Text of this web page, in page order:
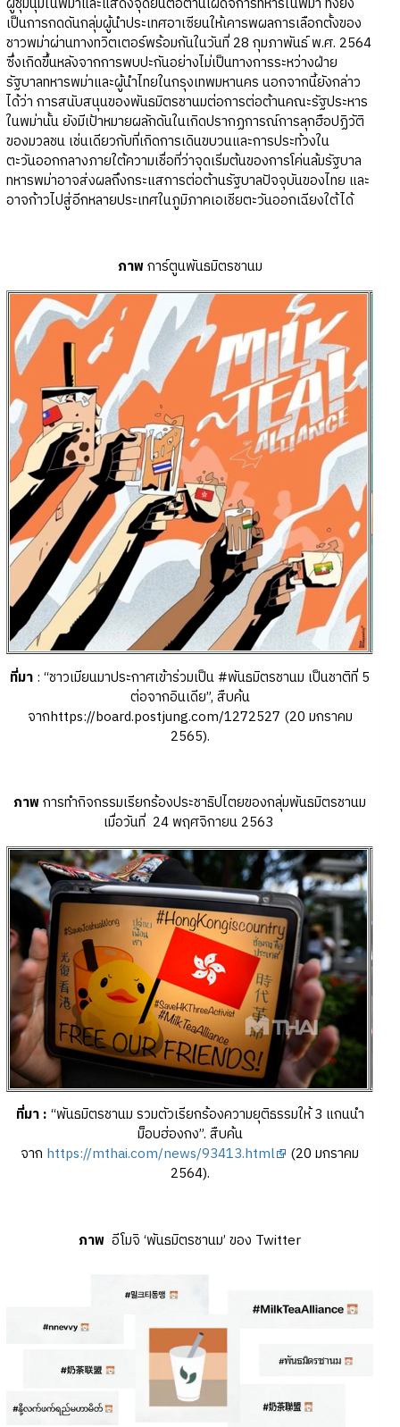
เป็นการกดดันกลุ่มผู้นำประเทศอาเซียนให้เคารพผลการเลือกตั้งของ
ชาวพม่าผ่านทางทวิตเตอร์พร้อมกันในวันที่ 28 กุมภาพันธ์ พ.ศ. 2564
ซึ่งเกิดขึ้นหลังจากการพบปะกันอย่างไม่เป็นทางการระหว่างฝ่าย
รัฐบาลทหารพม่าและผู้นำไทยในกรุงเทพมหานคร นอกจากนี้ยังกล่าว
ได้ว่า การสนับสนุนของพันธมิตรชานมต่อการต่อต้านคณะรัฐประหาร
ในพม่านั้น ยังมีเป้าหมายผลักดันในเกิดปรากฏการณ์การลุกฮือปฏิวัติ
ของมวลชน เช่นเดียวกับที่เกิดการเดินขบวนและการประท้วงใน
ตะวันออกกลางภายใต้ความเชื่อที่ว่าจุดเริ่มต้นของการโค่นล้มรัฐบาล
ทหารพม่าอาจส่งผลถึงกระแสการต่อต้านรัฐบาลปัจจุบันของไทย และ
อาจก้าวไปสู่อีกหลายประเทศในภูมิภาคเอเชียตะวันออกเฉียงใต้ได้
ภาพการ์ตูนพันธมิตรชานม
ที่มา : “ชาวเมียนมาประกาศเข้าร่วมเป็น #พันธมิตรชานม เป็นชาติที่ 5
ต่อจากอินเดีย”, สืบค้น
จากhttps://board.postjung.com/1272527 (20 มกราคม
2565).
ภาพการทำกิจกรรมเรียกร้องประชาธิปไตยของกลุ่มพันธมิตรชานม
เมื่อวันที่ 24 พฤศจิกายน 2563
ที่มา : “พันธมิตรชานม รวมตัวเรียกร้องความยุติธรรมให้ 3 แกนนำ
ม็อบฮ่องกง”. สืบค้น
จาก https://mthai.com/news/93413.html
(20 มกราคม
2564).
ภาพอีโมจิ ‘พันธมิตรชานม’ ของ Twitter